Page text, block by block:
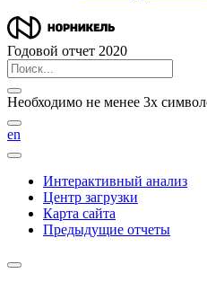
Годовой отчет 2020
Необходимо не менее 3х
en
Интерактивный анализ
Центр загрузки
Карта сайта
Предыдущие отчеты